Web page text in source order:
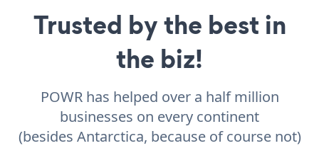
Trusted by the best in
the biz!
POWR has helped over a half million
businesses on every continent
(besides Antarctica, because of course not)